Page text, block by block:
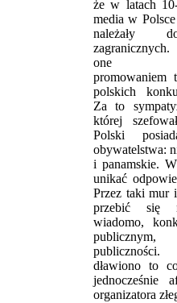
że w latach
media w
należały
one
polskich
Za to
której
Polski
obywatelstwa:
i panamskie.
unikać
Przez taki mur
przebić się
wiadomo,
dławiono to
jednocześnie
organizatora